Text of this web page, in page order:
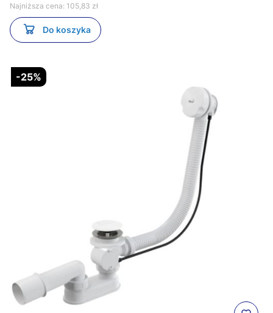
Najniższa cena: 105,83 zł
Do koszyka
-25%